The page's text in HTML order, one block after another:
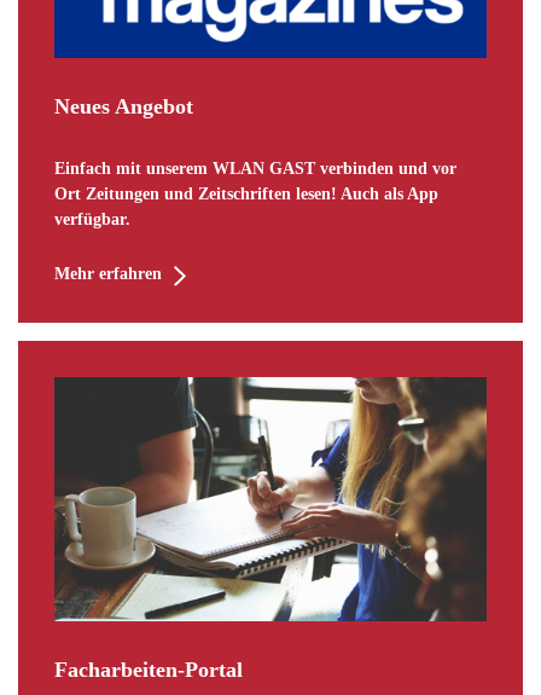
Neues Angebot
Einfach mit unserem WLAN GAST verbinden und vor
Ort Zeitungen und Zeitschriften lesen! Auch als App
verfügbar.
Mehr erfahren
Facharbeiten-Portal